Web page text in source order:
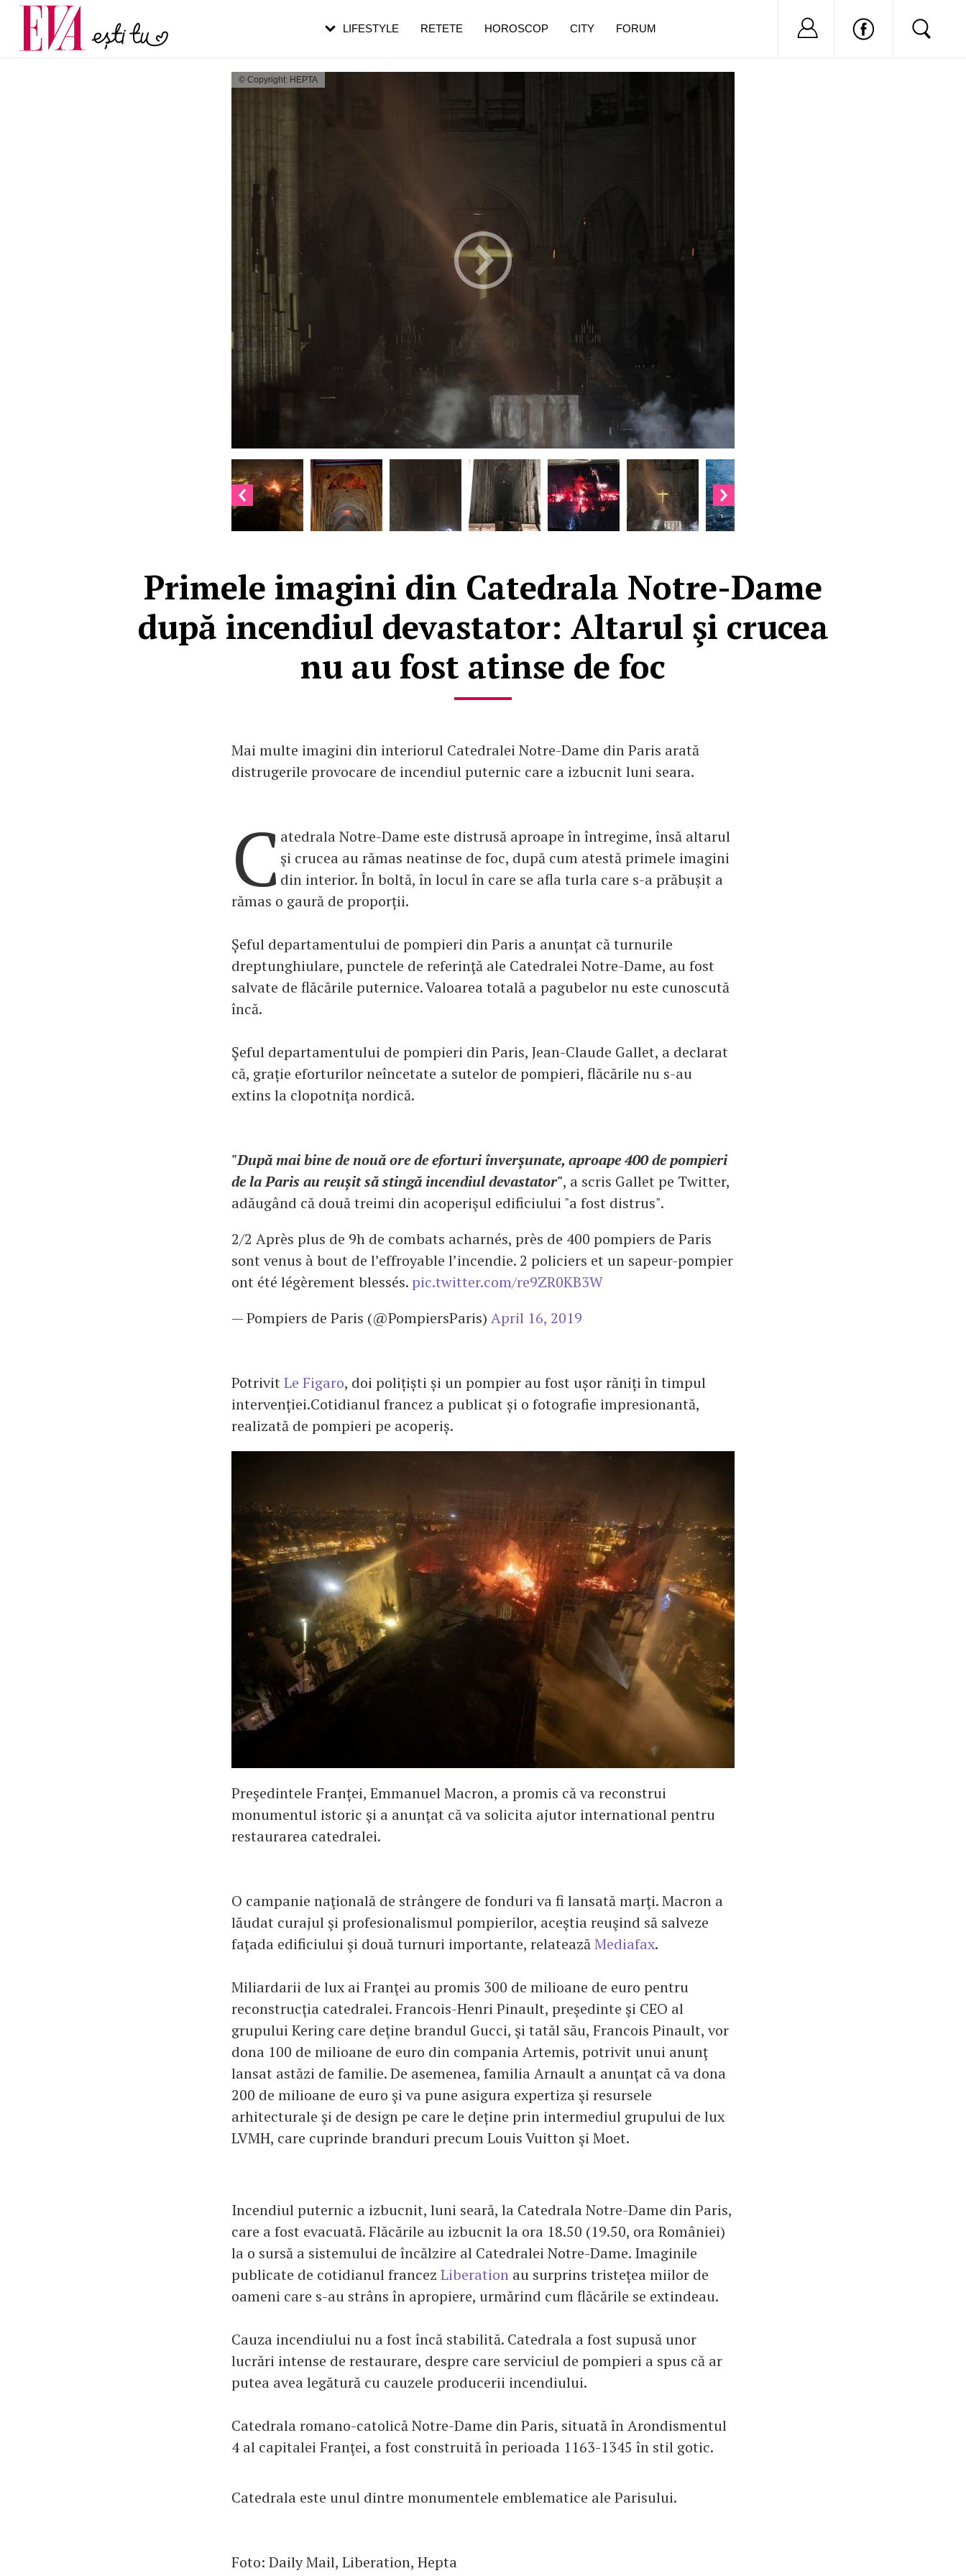
© Copyright: HEPTA
Primele imagini din Catedrala Notre-Dame
după incendiul devastator: Altarul şi crucea
nu au fost atinse de foc
Mai multe imagini din interiorul Catedralei Notre-Dame din Paris arată
distrugerile provocare de incendiul puternic care a izbucnit luni seara.
C atedrala Notre-Dame este distrusă aproape în întregime, însă altarul
şi crucea au rămas neatinse de foc, după cum atestă primele imagini
din interior. În boltă, în locul în care se afla turla care s-a prăbușit a
rămas o gaură de proporții.
Șeful departamentului de pompieri din Paris a anunțat că turnurile
dreptunghiulare, punctele de referinţă ale Catedralei Notre-Dame, au fost
salvate de flăcările puternice. Valoarea totală a pagubelor nu este cunoscută
încă.
Şeful departamentului de pompieri din Paris, Jean-Claude Gallet, a declarat
că, grație eforturilor neîncetate a sutelor de pompieri, flăcările nu s-au
extins la clopotniţa nordică.
"După mai bine de nouă ore de eforturi înverșunate, aproape 400 de pompieri
de la Paris au reușit să stingă incendiul devastator", a scris Gallet pe Twitter,
adăugând că două treimi din acoperişul edificiului "a fost distrus".
2/2 Après plus de 9h de combats acharnés, près de 400 pompiers de Paris
sont venus à bout de l’effroyable l’incendie. 2 policiers et un sapeur-pompier
ont été légèrement blessés. pic.twitter.com/re9ZR0KB3W
— Pompiers de Paris (@PompiersParis) April 16, 2019
PotrivitLe Figaro, doi polițiști și un pompier au fost ușor răniți în timpul
intervenției.Cotidianul francez a publicat și o fotografie impresionantă,
realizată de pompieri pe acoperiș.
Preşedintele Franței, Emmanuel Macron, a promis că va reconstrui
monumentul istoric şi a anunţat că va solicita ajutor international pentru
restaurarea catedralei.
O campanie naţională de strângere de fonduri va fi lansată marţi. Macron a
lăudat curajul şi profesionalismul pompierilor, aceştia reuşind să salveze
faţada edificiului şi două turnuri importante, relateazăMediafax.
Miliardarii de lux ai Franţei au promis 300 de milioane de euro pentru
reconstrucţia catedralei. Francois-Henri Pinault, preşedinte şi CEO al
grupului Kering care deţine brandul Gucci, şi tatăl său, Francois Pinault, vor
dona 100 de milioane de euro din compania Artemis, potrivit unui anunţ
lansat astăzi de familie. De asemenea, familia Arnault a anunţat că va dona
200 de milioane de euro şi va pune asigura expertiza şi resursele
arhitecturale şi de design pe care le deține prin intermediul grupului de lux
LVMH, care cuprinde branduri precum Louis Vuitton şi Moet.
Incendiul puternic a izbucnit, luni seară, la Catedrala Notre-Dame din Paris,
care a fost evacuată. Flăcările au izbucnit la ora 18.50 (19.50, ora României)
la o sursă a sistemului de încălzire al Catedralei Notre-Dame. Imaginile
publicate de cotidianul francez Liberation au surprins tristețea miilor de
oameni care s-au strâns în apropiere, urmărind cum flăcările se extindeau.
Cauza incendiului nu a fost încă stabilită. Catedrala a fost supusă unor
lucrări intense de restaurare, despre care serviciul de pompieri a spus că ar
putea avea legătură cu cauzele producerii incendiului.
Catedrala romano-catolică Notre-Dame din Paris, situată în Arondismentul
4 al capitalei Franţei, a fost construită în perioada 1163-1345 în stil gotic.
Catedrala este unul dintre monumentele emblematice ale Parisului.
Foto: Daily Mail, Liberation, Hepta
LIFESTYLE RETETE HOROSCOP CITY FORUM Nu ai cont?
Carieră
Actualitate
pe măsură ce înaintezi în vârstă
de dureroasă este investigația